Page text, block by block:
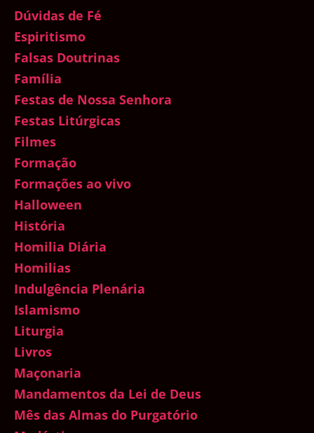
Dúvidas de Fé
Espiritismo
Falsas Doutrinas
Família
Festas de Nossa Senhora
Festas Litúrgicas
Filmes
Formação
Formações ao vivo
Halloween
História
Homilia Diária
Homilias
Indulgência Plenária
Islamismo
Liturgia
Livros
Maçonaria
Mandamentos da Lei de Deus
Mês das Almas do Purgatório